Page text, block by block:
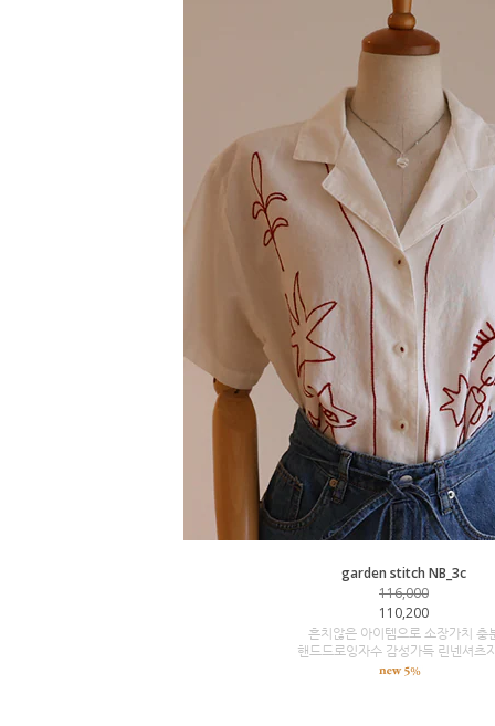
garden stitch NB_3c
116,000
110,200
흔치않은 아이템으로 소장가치 충
핸드드로잉자수 감성가득 린넨셔츠